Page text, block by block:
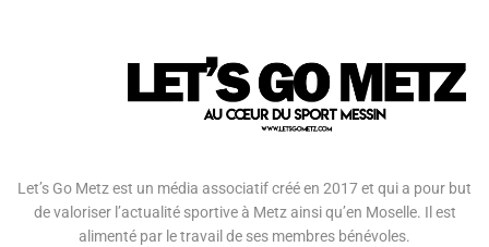
Let’s Go Metz est un média associatif créé en 2017 et qui a pour but
de valoriser l’actualité sportive à Metz ainsi qu’en Moselle. Il est
alimenté par le travail de ses membres bénévoles.